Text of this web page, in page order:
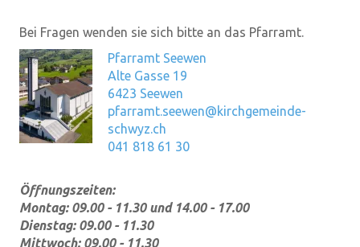
Bei Fragen wenden sie sich bitte an das Pfarramt.
Pfarramt Seewen
Alte Gasse 19
6423 Seewen
pfarramt.seewen@kirchgemeinde-
schwyz.ch
041 818 61 30
Öffnungszeiten:
Montag: 09.00 - 11.30 und 14.00 - 17.00
Dienstag: 09.00 - 11.30
Mittwoch: 09.00 - 11.30